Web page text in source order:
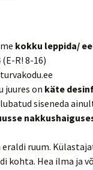
kokku leppida/
R! 8-16)
juures on käte
siseneda
eraldi ruum.
kohta. Hea ilma ja